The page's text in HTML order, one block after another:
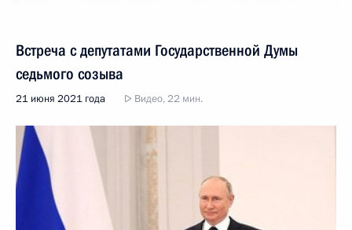
Встреча с депутатами Государственной Думы
седьмого созыва
21 июня 2021 года Видео, 22 мин.